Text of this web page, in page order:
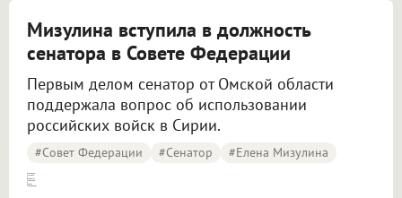
Мизулина вступила в должность
сенатора в Совете Федерации
Первым делом сенатор от Омской области
поддержала вопрос об использовании
российских войск в Сирии.
#совет Федерации #сенатор #Елена Мизулина